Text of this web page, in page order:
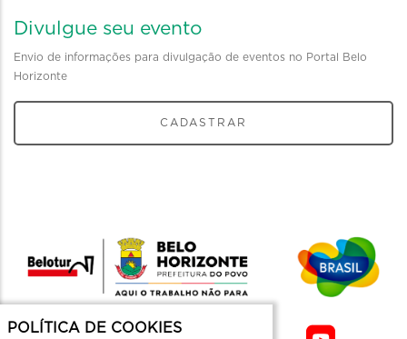
Divulgue seu evento
Envio de informações para divulgação de eventos no Portal Belo
Horizonte
CADASTRAR
POLÍTICA DE COOKIES